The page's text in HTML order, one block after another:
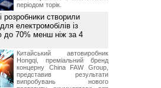
періодом торік.
розробники створили
електромобілів із
до 70% менш ніж за 4
Китайський автовиробник
Hongqi, преміальний бренд
концерну China FAW Group,
представив результати
випробувань нового